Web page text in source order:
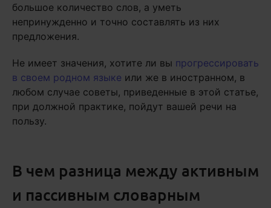
большое количество слов, а уметь
непринужденно и точно составлять из них
предложения.
Не имеет значения, хотите ли вы прогрессировать
в своем родном языке или же в иностранном, в
любом случае советы, приведенные в этой статье,
при должной практике, пойдут вашей речи на
пользу.
В чем разница между активным
и пассивным словарным